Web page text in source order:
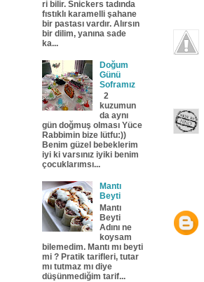
ri bilir. Snickers tadında
fıstıklı karamelli şahane
bir pastası vardır. Alırsın
bir dilim, yanına sade
ka...
Doğum
Günü
Soframız
2
kuzumun
da aynı
gün doğmuş olması Yüce
Rabbimin bize lütfu:))
Benim güzel bebeklerim
iyi ki varsınız iyiki benim
çocuklarımsı...
Mantı
Beyti
Mantı
Beyti
Adını ne
koysam
bilemedim. Mantı mı beyti
mi ? Pratik tarifleri, tutar
mı tutmaz mı diye
düşünmediğim tarif...